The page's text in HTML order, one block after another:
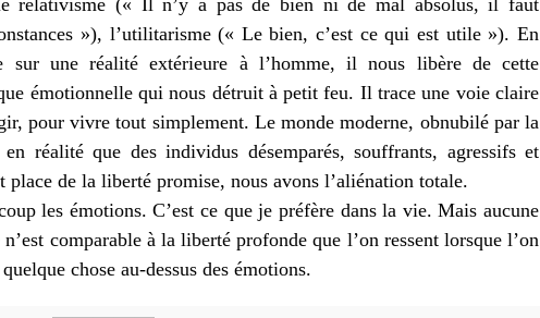
»), l’utilitarisme (« Le bien, c’est ce qui est utile »). En
sur une réalité extérieure à l’homme, il nous libère de cette
émotionnelle qui nous détruit à petit feu. Il trace une voie claire
pour vivre tout simplement. Le monde moderne, obnubilé par la
réalité que des individus désemparés, souffrants, agressifs et
place de la liberté promise, nous avons l’aliénation totale.
les émotions. C’est ce que je préfère dans la vie. Mais aucune
comparable à la liberté profonde que l’on ressent lorsque l’on
chose au-dessus des émotions.